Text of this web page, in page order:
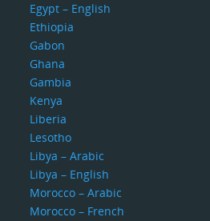
Egypt – English
Ethiopia
Gabon
Ghana
Gambia
Kenya
Liberia
Lesotho
Libya – Arabic
Libya – English
Morocco – Arabic
Morocco – French